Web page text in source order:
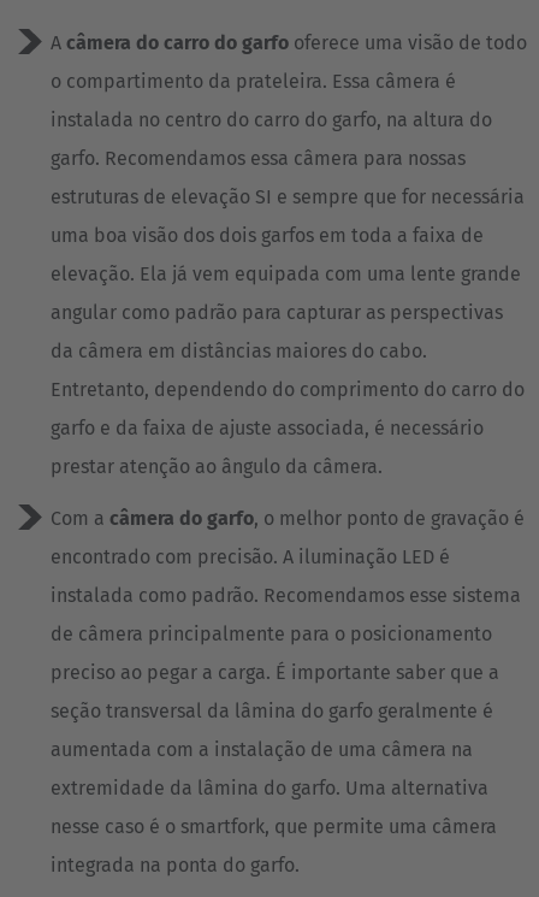
A câmera do carro do garfo oferece uma visão de todo
o compartimento da prateleira. Essa câmera é
instalada no centro do carro do garfo, na altura do
garfo. Recomendamos essa câmera para nossas
estruturas de elevação SI e sempre que for necessária
uma boa visão dos dois garfos em toda a faixa de
elevação. Ela já vem equipada com uma lente grande
angular como padrão para capturar as perspectivas
da câmera em distâncias maiores do cabo.
Entretanto, dependendo do comprimento do carro do
garfo e da faixa de ajuste associada, é necessário
prestar atenção ao ângulo da câmera.
Com a câmera do garfo, o melhor ponto de gravação é
encontrado com precisão. A iluminação LED é
instalada como padrão. Recomendamos esse sistema
de câmera principalmente para o posicionamento
preciso ao pegar a carga. É importante saber que a
seção transversal da lâmina do garfo geralmente é
aumentada com a instalação de uma câmera na
extremidade da lâmina do garfo. Uma alternativa
nesse caso é o smartfork, que permite uma câmera
integrada na ponta do garfo.